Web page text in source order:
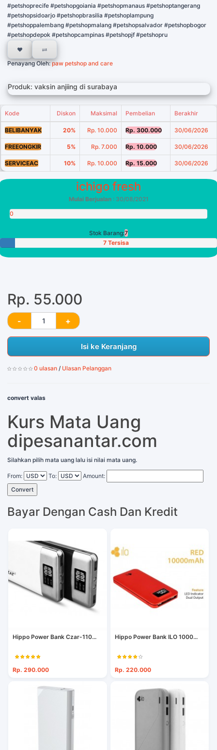
#petshoprecife #petshopgoiania #petshopmanaus #petshoptangerang
#petshopsidoarjo #petshopbrasilia #petshoplampung
#petshoppalembang #petshopmalang #petshopsalvador #petshopbogor
#petshopdepok #petshopcampinas #petshopjf #petshopru
Penayang Oleh:paw petshop and care
Produk: vaksin anjiing di surabaya
Kode Diskon Maksimal Pembelian Berakhir
BELIBANYAK 20% Rp. 10.000 Rp. 300.000 30/06/2026
FREEONGKIR 5% Rp. 7.000 Rp. 10.000 30/06/2026
SERVICEAC 10% Rp. 10.000 Rp. 15.000 30/06/2026
ichigo fresh
Mulai Berjualan: 30/08/2021
0
Stok Barang:7
7 Tersisa
Rp. 55.000
Isi ke Keranjang
0 ulasan / Ulasan Pelanggan
convert valas
Kurs Mata Uang
dipesanantar.com
Silahkan pilih mata uang lalu isi nilai mata uang.
From: To:
Amount:
Convert
Bayar Dengan Cash Dan Kredit
Hippo Power Bank Czar-110...
Rp. 290.000
Hippo Power Bank ILO 1000...
Rp. 220.000